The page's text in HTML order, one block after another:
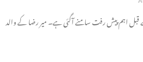
قبل اہم پیش رفت سامنے آگئی ہے۔ میر رضا کے والد